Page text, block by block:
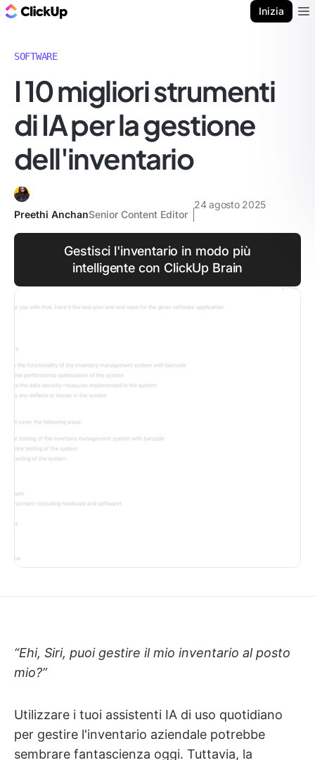
Inizia
SOFTWARE
I 10 migliori strumenti
di IA per la gestione
dell'inventario
Preethi AnchanSenior Content Editor
24 agosto 2025
Gestisci l'inventario in modo più
intelligente con ClickUp Brain
“Ehi, Siri, puoi gestire il mio inventario al posto
mio?”
Utilizzare i tuoi assistenti IA di uso quotidiano
per gestire l'inventario aziendale potrebbe
sembrare fantascienza oggi. Tuttavia, la